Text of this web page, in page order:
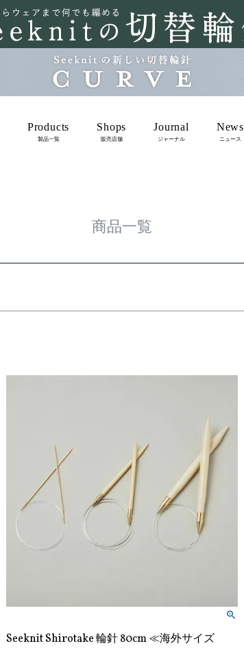
Products
製品一覧
Shops
販売店舗
Journal
ジャーナル
News
ニュース
商品一覧
商品番号/JANコード
バンドル販売
予約商品
検索
Seeknit Shirotake 輪針 80cm ≪海外サイズ